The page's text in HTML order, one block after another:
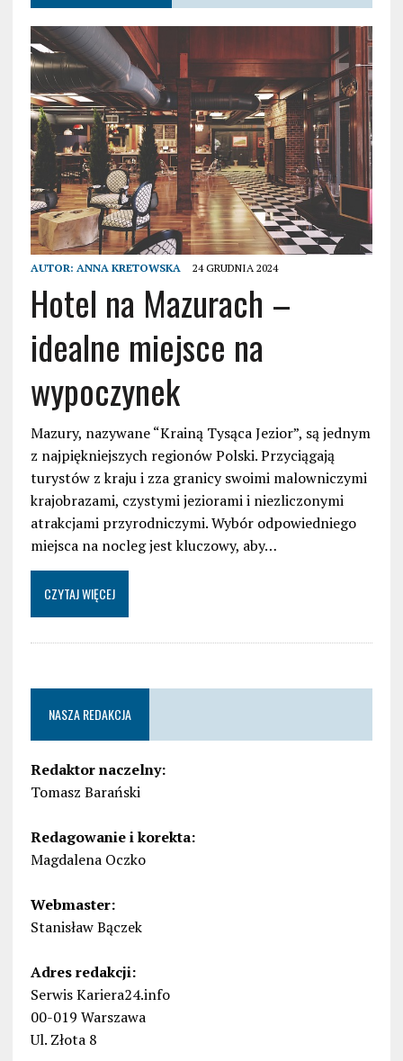
AUTOR: ANNA KRETOWSKA 24 GRUDNIA 2024
Hotel na Mazurach –
idealne miejsce na
wypoczynek
Mazury, nazywane “Krainą Tysąca Jezior”, są jednym
z najpiękniejszych regionów Polski. Przyciągają
turystów z kraju i zza granicy swoimi malowniczymi
krajobrazami, czystymi jeziorami i niezliczonymi
atrakcjami przyrodniczymi. Wybór odpowiedniego
miejsca na nocleg jest kluczowy, aby…
CZYTAJ WIĘCEJ
NASZA REDAKCJA
Redaktor naczelny:
Tomasz Barański
Redagowanie i korekta:
Magdalena Oczko
Webmaster:
Stanisław Bączek
Adres redakcji:
Serwis Kariera24.info
00-019 Warszawa
Ul. Złota 8